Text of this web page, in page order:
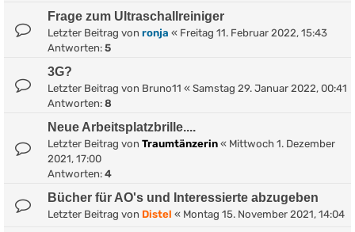
Frage zum Ultraschallreiniger
Letzter Beitrag von ronja « Freitag 11. Februar 2022, 15:43
Antworten: 5
3G?
Letzter Beitrag von Bruno11 « Samstag 29. Januar 2022, 00:41
Antworten: 8
Neue Arbeitsplatzbrille....
Letzter Beitrag von Traumtänzerin « Mittwoch 1. Dezember
2021, 17:00
Antworten: 4
Bücher für AO's und Interessierte abzugeben
Letzter Beitrag von Distel « Montag 15. November 2021, 14:04